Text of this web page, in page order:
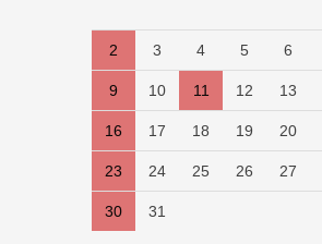
2 3 4 5 6
9 10 11 12 13
16 17 18 19 20
23 24 25 26 27
30 31